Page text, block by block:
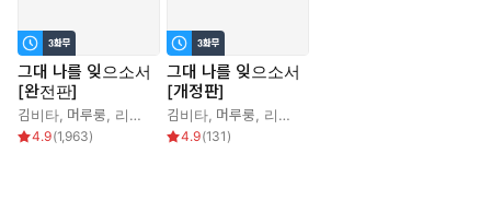
그대 나를 잊으소서
[완전판]
김비타, 머루룽 리베냐
4.9(1,963)
그대 나를 잊으소서
[개정판]
김비타, 머루룽 리베냐
4.9(131 )